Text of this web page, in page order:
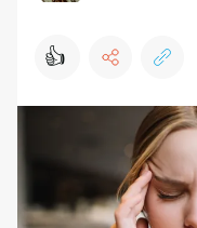
👍